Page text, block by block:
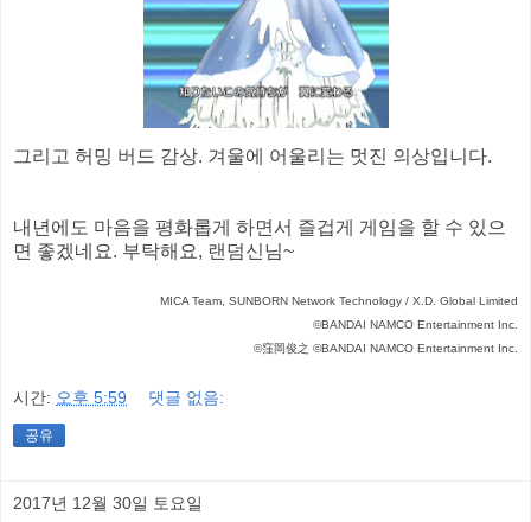
그리고 허밍 버드 감상. 겨울에 어울리는 멋진 의상입니다.
내년에도 마음을 평화롭게 하면서 즐겁게 게임을 할 수 있으
면 좋겠네요. 부탁해요, 랜덤신님~
MICA Team, SUNBORN Network Technology / X.D. Global Limited
©BANDAI NAMCO Entertainment Inc.
©窪岡俊之 ©BANDAI NAMCO Entertainment Inc.
시간: 오후 5:59 댓글 없음:
공유
2017년 12월 30일 토요일